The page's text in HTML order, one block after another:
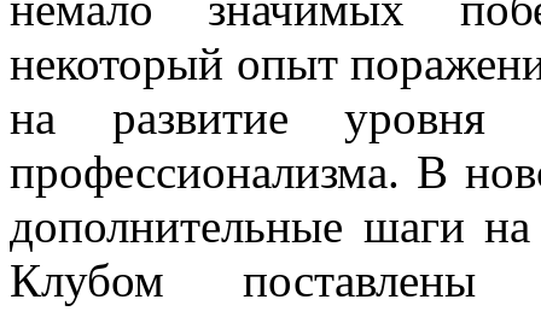
некоторый опыт
на развитие уровня
профессионализма. В
дополнительные шаги
Клубом поставлены